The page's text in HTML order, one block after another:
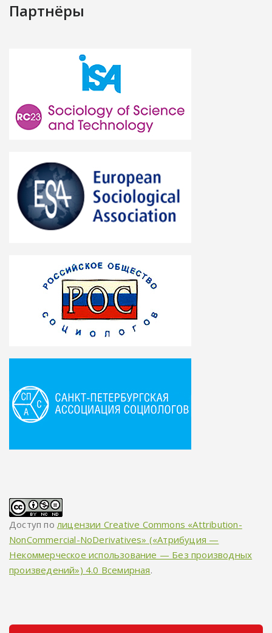
Партнёры
Доступ полицензии Creative Commons «Attribution-
NonCommercial-NoDerivatives» («Атрибуция —
Некоммерческое использование — Без производных
произведений») 4.0 Всемирная.